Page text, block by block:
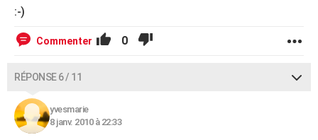
:-)
Commenter 0
RÉPONSE 6 / 11
yvesmarie
8 janv. 2010 à 22:33